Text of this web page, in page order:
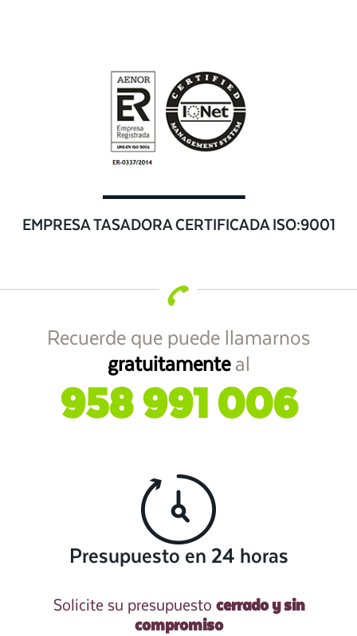
EMPRESA TASADORA CERTIFICADA ISO:9001
Recuerde que puede llamarnos
gratuitamenteal
958 991 006
Presupuesto en 24 horas
Solicite su presupuesto cerrado y sin
compromiso